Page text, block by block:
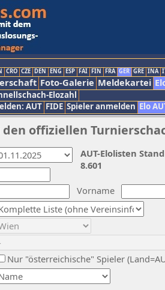
CRO CZE DEN ENG ESP FAI FIN FRA GER GRE INA
Foto-Galerie Meldekartei
Elozahl
AUT FIDE Spieler anmelden Elo
offiziellen
Vorname
Nur "österreichische" Spieler
AUT-Elolisten
8.601